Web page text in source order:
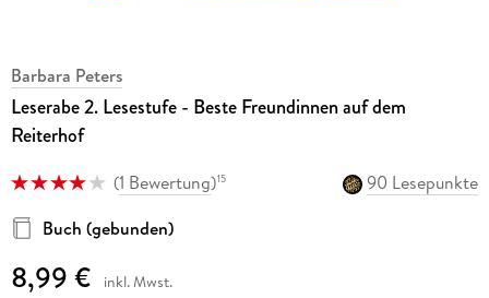
Barbara Peters
Leserabe 2. Lesestufe - Beste Freundinnen auf dem
Reiterhof
(1 Bewertung)15
90 Lesepunkte
Buch (gebunden)
8,99 € inkl. Mwst.